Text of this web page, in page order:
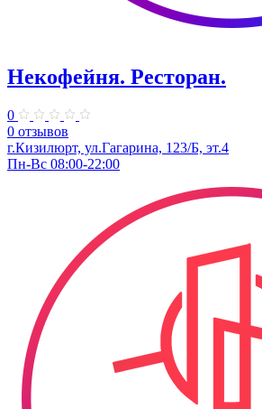
Некофейня. Ресторан.
0
0 отзывов
г.Кизилюрт, ул.Гагарина, 123/Б, эт.4
Пн-Вс 08:00-22:00